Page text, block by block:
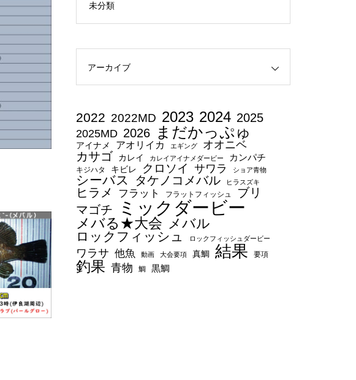
未分類
アーカイブ
2022 2022MD 2023 2024 2025
2025MD 2026 まだかっぷゅ
アイナメ アオリイカ エギング オオニベ
カサゴ カレイ カレイアイナメダービー カンパチ
キジハタ キビレ クロソイ サワラ ショア青物
シーバス タケノコメバル ヒラスズキ
ヒラメ フラット フラットフィッシュ
ブリ
マゴチ
ミックダービー
メバる★大会 メバル
ロックフィッシュ ロックフィッシュダービー
ワラサ 他魚 動画 大会要項 真鯛 結果 要項
釣果 青物 鯛 黒鯛